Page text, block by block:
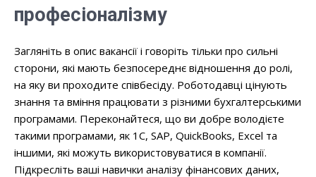
професіоналізму
Загляніть в опис вакансії і говоріть тільки про сильні
сторони, які мають безпосереднє відношення до ролі,
на яку ви проходите співбесіду. Роботодавці цінують
знання та вміння працювати з різними бухгалтерськими
програмами. Переконайтеся, що ви добре володієте
такими програмами, як 1С, SAP, QuickBooks, Excel та
іншими, які можуть використовуватися в компанії.
Підкресліть ваші навички аналізу фінансових даних,